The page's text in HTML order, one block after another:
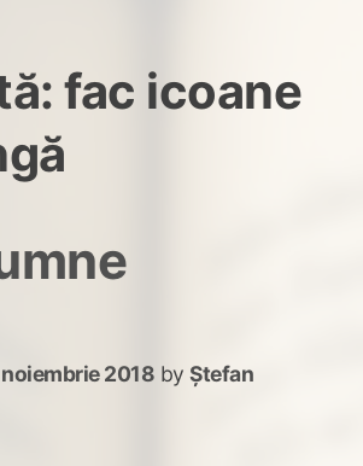
fac icoane
2018 by Ștefan